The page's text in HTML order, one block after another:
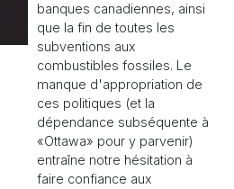
banques canadiennes, ainsi
que la fin de toutes les
subventions aux
combustibles fossiles. Le
manque d'appropriation de
ces politiques (et la
dépendance subséquente à
«Ottawa» pour y parvenir)
entraîne notre hésitation à
faire confiance aux